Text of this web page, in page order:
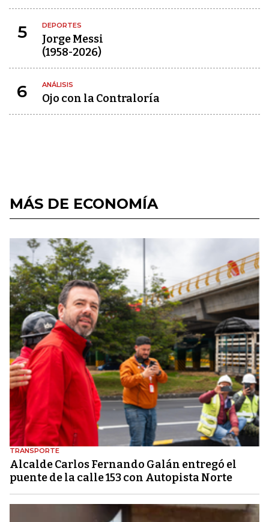
5 DEPORTES
Jorge Messi
(1958-2026)
6 ANÁLISIS
Ojo con la Contraloría
MÁS DE ECONOMÍA
TRANSPORTE
Alcalde Carlos Fernando Galán entregó el
puente de la calle 153 con Autopista Norte